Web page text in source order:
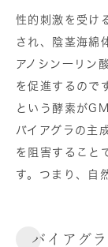
性的刺激を受け
され、陰茎海綿
アノシン一リン
を促進するので
という酵素が
バイアグラの主
を阻害すること
す。つまり、自
バイアグ